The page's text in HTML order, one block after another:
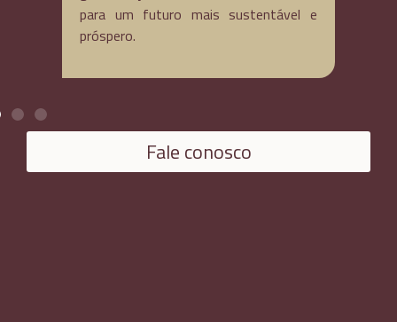
Fale conosco